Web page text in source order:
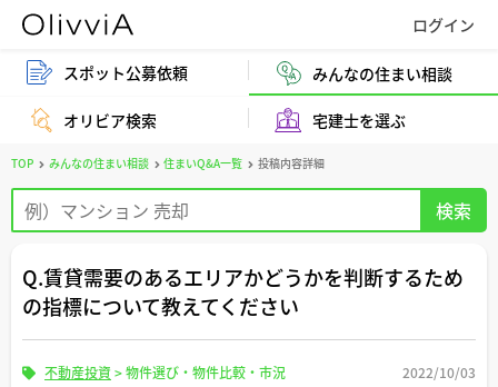
スポット公募依頼 みんなの住まい相談
オリビア検索 宅建士を選ぶ
TOP みんなの住まい相談 住まいQ&A一覧 投稿内容詳細
Q.賃貸需要のあるエリアかどうかを判断するため
の指標について教えてください
不動産投資>物件選び・物件比較・市況 2022/10/03